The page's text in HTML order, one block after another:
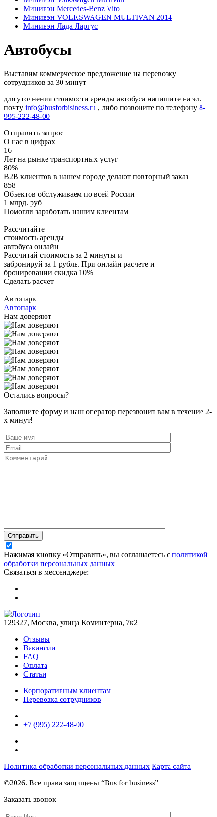
Минивэн Mercedes-Benz Vito
Минивэн VOLKSWAGEN MULTIVAN 2014
Минивэн Лада Ларгус
Автобусы
Выставим коммерческое предложение на перевозку
сотрудников за 30 минут
для уточнения стоимости аренды автобуса напишите на эл.
почту info@busforbisiness.ru , либо позвоните по телефону 8-
995-222-48-00
Отправить запрос
О нас в цифрах
16
Лет на рынке транспортных услуг
80%
B2B клиентов в нашем городе делают повторный заказ
858
Объектов обслуживаем по всей России
1 млрд. руб
Помогли заработать нашим клиентам
Рассчитайте
стоимость аренды
автобуса онлайн
Рассчитай стоимость за 2 минуты и
забронируй за 1 рубль. При онлайн расчете и
бронировании скидка 10%
Сделать расчет
Автопарк
Автопарк
Нам доверяют
Остались вопросы?
Заполните форму и наш оператор перезвонит вам в течение 2-
х минут!
Отправить
Нажимая кнопку «Отправить», вы соглашаетесь с политикой
обработки персональных данных
Связаться в мессенджере:
129327, Москва, улица Коминтерна, 7к2
Отзывы
Вакансии
FAQ
Оплата
Статьи
Корпоративным клиентам
Перевозка сотрудников
+7 (995) 222-48-00
Политика обработки персональных данных Карта сайта
©2026. Все права защищены “Bus for business”
Заказать звонок